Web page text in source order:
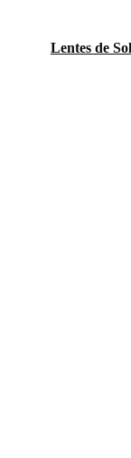
Lentes de Sol